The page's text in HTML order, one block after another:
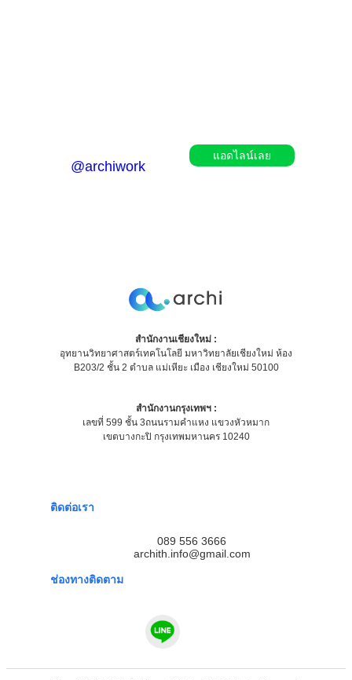
@archiwork
แอดไลน์เลย
สำนักงานเชียงใหม่ :
อุทยานวิทยาศาสตร์เทคโนโลยี มหาวิทยาลัยเชียงใหม่ ห้อง
B203/2 ชั้น 2 ตำบล แม่เหียะ เมือง เชียงใหม่ 50100
สำนักงานกรุงเทพฯ :
เลขที่ 599 ชั้น 3ถนนรามคำแหง แขวงหัวหมาก
เขตบางกะปิ กรุงเทพมหานคร 10240
ติดต่อเรา
089 556 3666
archith.info@gmail.com
ช่องทางติดตาม